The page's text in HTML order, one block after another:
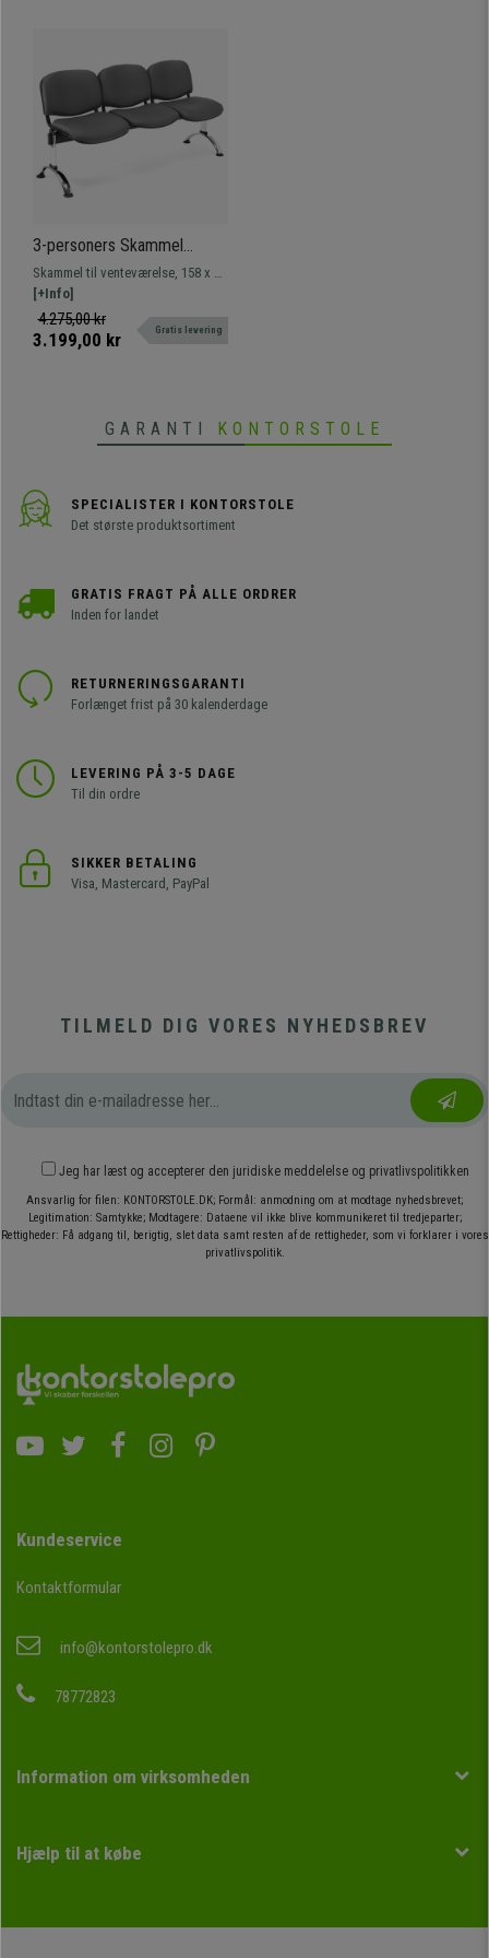
3-personers Skammel
MOBY LÆDER,
Metalstruktur, Tykt Polstret,
Grå Farve
Skammel til venteværelse, 158 x 50
cm, med metalstruktur. Meget
holdbar, høj komfort og tykt
polstret betræk i læder. Fås i flere
[+Info]
4.275,00 kr
3.199,00 kr Gratis levering
GARANTI KONTORSTOLE
SPECIALISTER I KONTORSTOLE
Det største produktsortiment
GRATIS FRAGT PÅ ALLE ORDRER
Inden for landet
RETURNERINGSGARANTI
Forlænget frist på 30 kalenderdage
LEVERING PÅ 3-5 DAGE
Til din ordre
SIKKER BETALING
Visa, Mastercard, PayPal
TILMELD DIG VORES NYHEDSBREV
Jeg har læst og accepterer den juridiske meddelelse og privatlivspolitikken
Ansvarlig for filen: KONTORSTOLE.DK; Formål: anmodning om at modtage nyhedsbrevet;
Legitimation: Samtykke; Modtagere: Dataene vil ikke blive kommunikeret til tredjeparter;
Rettigheder: Få adgang til, berigtig, slet data samt resten af de rettigheder, som vi forklarer i vores
privatlivspolitik.
Kundeservice
Kontaktformular
info@kontorstolepro.dk
78772823
Information om virksomheden
Hjælp til at købe